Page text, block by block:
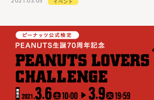
2021.03.05 イベント